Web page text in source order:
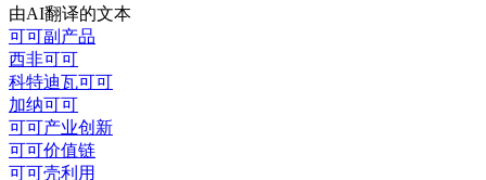
由AI翻译的文本
可可副产品
西非可可
科特迪瓦可可
加纳可可
可可产业创新
可可价值链
可可壳利用